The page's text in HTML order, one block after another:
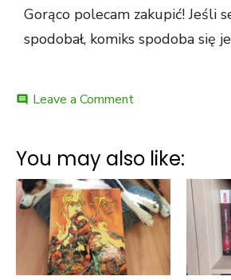
Gorąco polecam zakupić! Jeśli
spodobał, komiks spodoba się
comment Leave a Comment
You may also like: